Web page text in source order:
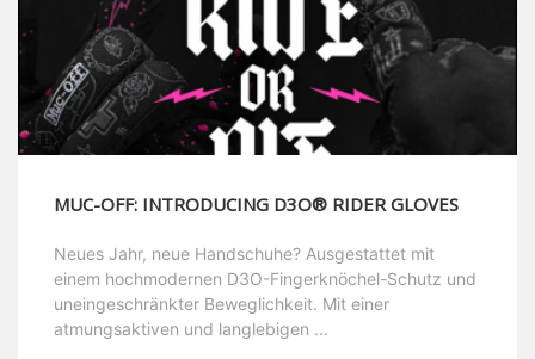
MUC-OFF: INTRODUCING D3O® RIDER GLOVES
Neues Jahr, neue Handschuhe? Ausgestattet mit
einem hochmodernen D3O-Fingerknöchel-Schutz und
uneingeschränkter Beweglichkeit. Mit einer
atmungsaktiven und langlebigen ...